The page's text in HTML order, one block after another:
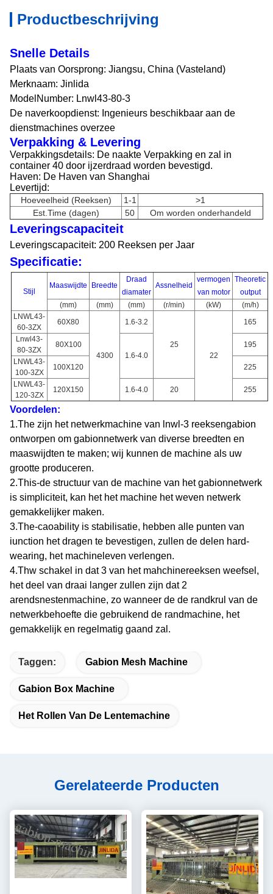
Productbeschrijving
Snelle Details
Plaats van Oorsprong: Jiangsu, China (Vasteland)
Merknaam: Jinlida
ModelNumber: Lnwl43-80-3
De naverkoopdienst: Ingenieurs beschikbaar aan de
dienstmachines overzee
Verpakking & Levering
Verpakkingsdetails: De naakte Verpakking en zal in
container 40 door ijzerdraad worden bevestigd.
Haven: De Haven van Shanghai
Levertijd:
Hoeveelheid (Reeksen) 1-1
>1
Est.Time (dagen)
50 Om worden onderhandeld
Leveringscapaciteit
Leveringscapaciteit: 200 Reeksen per Jaar
Specificatie:
Stijl
Maaswijdte Breedte
Draad
diamater
Assnelheid
vermogen
van motor
Theoretic
output
(mm)
(mm) (mm) (r/min) (kW)
(m/h)
LNWL43-
60-3ZX
60X80
4300
1.6-3.2
25
22
165
Lnwl43-
80-3ZX
80X100
1.6-4.0
195
LNWL43-
100-3ZX
100X120
225
LNWL43-
120-3ZX
120X150 1.6-4.0 20 255
Voordelen:
1.The zijn het netwerkmachine van lnwl-3 reeksengabion
ontworpen om gabionnetwerk van diverse breedten en
maaswijdten te maken; wij kunnen de machine als uw
grootte produceren.
2.This-de structuur van de machine van het gabionnetwerk
is simpliciteit, kan het het machine het weven netwerk
gemakkelijker maken.
3.The-caoability is stabilisatie, hebben alle punten van
iunction het dragen te bevestigen, zullen de delen hard-
wearing, het machineleven verlengen.
4.Thw schakel in dat 3 van het mahchinereeksen weefsel,
het deel van draai langer zullen zijn dat 2
arendsnestenmachine, zo wanneer de de randkrul van de
netwerkbehoefte die gebruikend de randmachine, het
gemakkelijk en regelmatig gaand zal.
Taggen: Gabion Mesh Machine
Gabion Box Machine
Het Rollen Van De Lentemachine
Gerelateerde Producten